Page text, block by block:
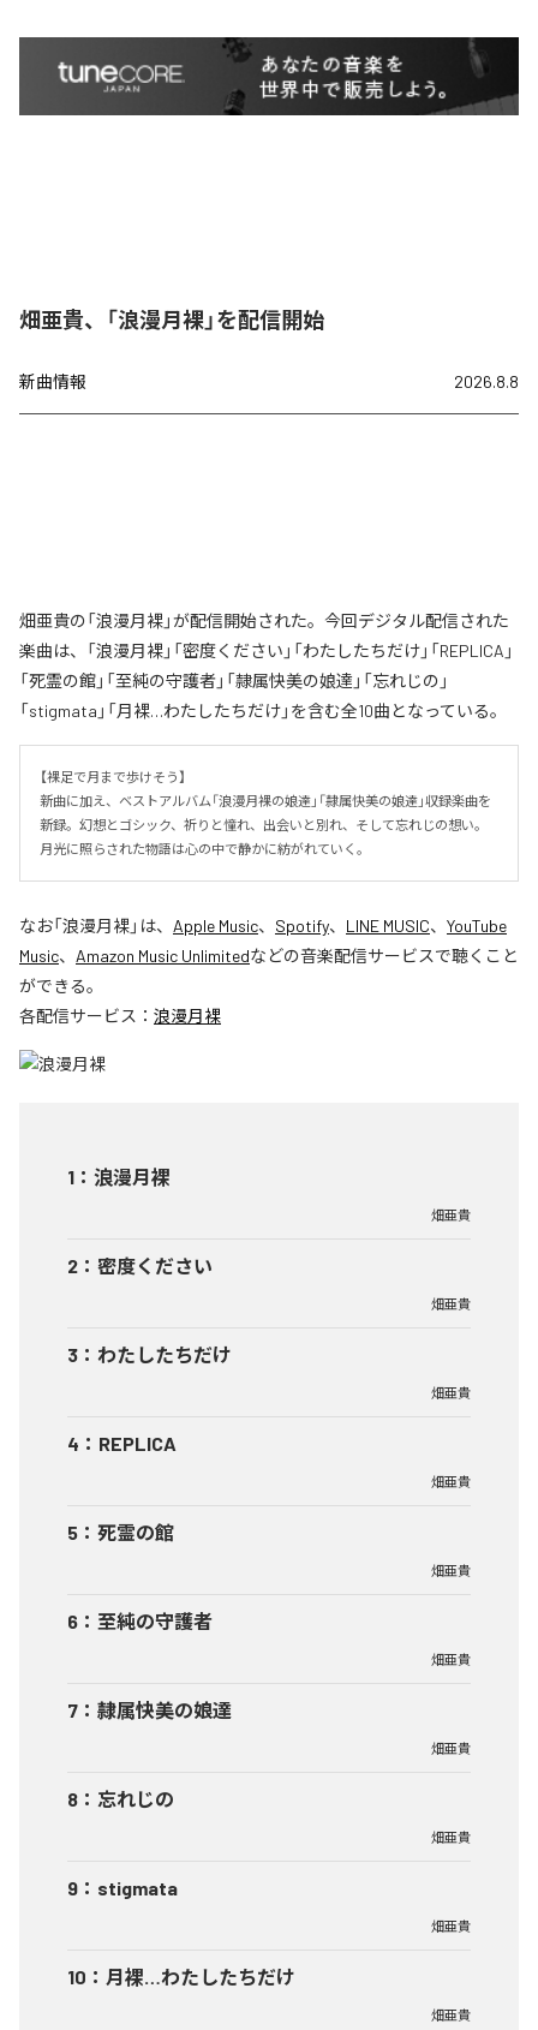
畑亜貴、「浪漫月裸」を配信開始
新曲情報 2026.8.8
畑亜貴の「浪漫月裸」が配信開始された。今回デジタル配信された
楽曲は、「浪漫月裸」「密度ください」「わたしたちだけ」「REPLICA」
「死霊の館」「至純の守護者」「隷属快美の娘達」「忘れじの」
「stigmata」「月裸…わたしたちだけ」を含む全10曲となっている。
【裸足で月まで歩けそう】
新曲に加え、ベストアルバム「浪漫月裸の娘達」「隷属快美の娘達」収録楽曲を
新録。幻想とゴシック、祈りと憧れ、出会いと別れ、そして忘れじの想い。
月光に照らされた物語は心の中で静かに紡がれていく。
なお「浪漫月裸」は、 Apple Music、 Spotify、 LINE MUSIC、 YouTube
Music、 Amazon Music Unlimitedなどの音楽配信サービスで聴くこと
ができる。
各配信サービス： 浪漫月裸
1 ： 浪漫月裸
畑亜貴
2 ： 密度ください
畑亜貴
3 ： わたしたちだけ
畑亜貴
4 ： REPLICA
畑亜貴
5 ： 死霊の館
畑亜貴
6 ： 至純の守護者
畑亜貴
7 ： 隷属快美の娘達
畑亜貴
8 ： 忘れじの
畑亜貴
9 ： stigmata
畑亜貴
10 ： 月裸…わたしたちだけ
畑亜貴